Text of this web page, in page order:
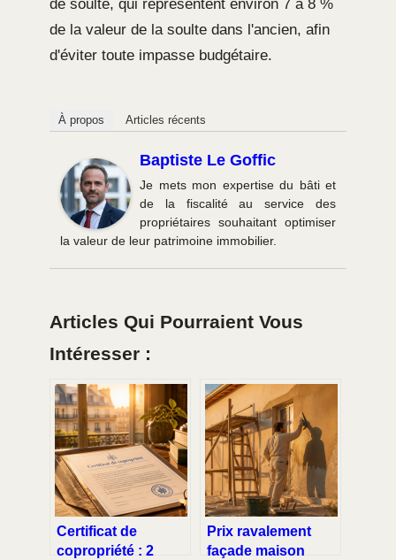
de soulte, qui représentent environ 7 à 8 %
de la valeur de la soulte dans l'ancien, afin
d'éviter toute impasse budgétaire.
À propos Articles récents
Baptiste Le Goffic
Je mets mon expertise du bâti et
de la fiscalité au service des
propriétaires souhaitant optimiser
la valeur de leur patrimoine immobilier.
Articles Qui Pourraient Vous
Intéresser :
Certificat de
copropriété : 2
Prix ravalement
façade maison